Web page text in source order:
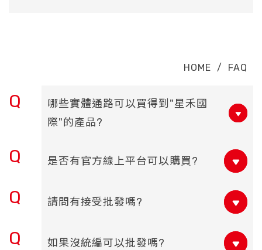
HOME / FAQ
Q
哪些實體通路可以買得到"星禾國
際"的產品?
Q 是否有官方線上平台可以購買?
Q 請問有接受批發嗎?
Q 如果沒統編可以批發嗎?